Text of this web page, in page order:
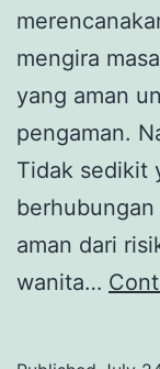
mengira
yang aman
pengaman.
Tidak sedikit
aman dari
wanita…